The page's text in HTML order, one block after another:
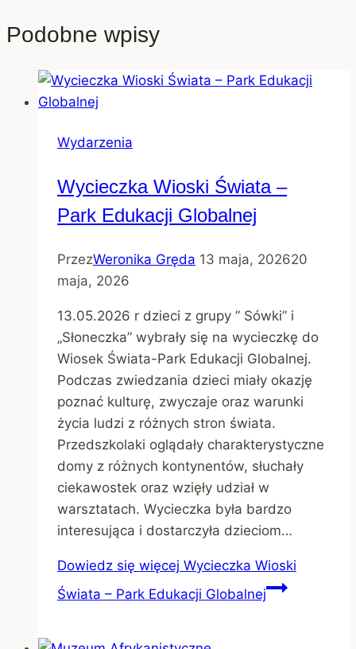
Podobne wpisy
Wydarzenia
Wycieczka Wioski Świata –
Park Edukacji Globalnej
PrzezWeronika Gręda 13 maja, 202620
maja, 2026
13.05.2026 r dzieci z grupy ” Sówki” i
„Słoneczka” wybrały się na wycieczkę do
Wiosek Świata-Park Edukacji Globalnej.
Podczas zwiedzania dzieci miały okazję
poznać kulturę, zwyczaje oraz warunki
życia ludzi z różnych stron świata.
Przedszkolaki oglądały charakterystyczne
domy z różnych kontynentów, słuchały
ciekawostek oraz wzięły udział w
warsztatach. Wycieczka była bardzo
interesująca i dostarczyła dzieciom…
Dowiedz się więcej Wycieczka Wioski
Świata – Park Edukacji Globalnej